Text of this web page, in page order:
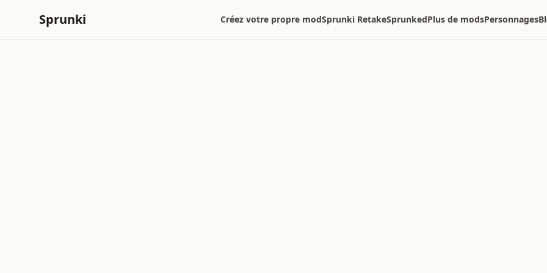
Sprunki Créez votre propre modSprunki RetakeSprunkedPlus de modsPersonnages